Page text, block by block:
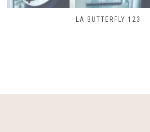
SAC LACET 480